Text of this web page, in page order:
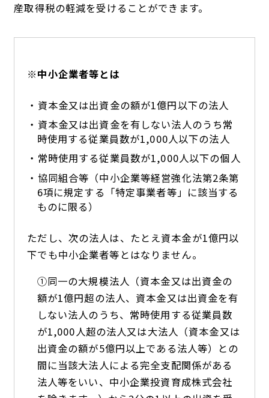
産取得税の軽減を受けることができます。
※中小企業者等とは
資本金又は出資金の額が1億円以下の法人
資本金又は出資金を有しない法人のうち常
時使用する従業員数が1,000人以下の法人
常時使用する従業員数が1,000人以下の個人
協同組合等（中小企業等経営強化法第2条第
6項に規定する「特定事業者等」に該当する
ものに限る）
ただし、次の法人は、たとえ資本金が1億円以
下でも中小企業者等とはなりません。
①同一の大規模法人（資本金又は出資金の
額が1億円超の法人、資本金又は出資金を有
しない法人のうち、常時使用する従業員数
が1,000人超の法人又は大法人（資本金又は
出資金の額が5億円以上である法人等）との
間に当該大法人による完全支配関係がある
法人等をいい、中小企業投資育成株式会社